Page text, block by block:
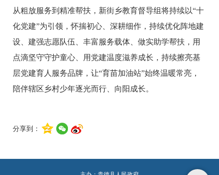
从粗放服务到精准帮扶，新街乡教育督导组将持续以“十
化党建”为引领，怀揣初心、深耕细作，持续优化阵地建
设、建强志愿队伍、丰富服务载体、做实助学帮扶，用
点滴坚守守护童心、用党建温度滋养成长，持续擦亮基
层党建育人服务品牌，让“育苗加油站”始终温暖常亮，
陪伴辖区乡村少年逐光而行、向阳成长。
分享到：